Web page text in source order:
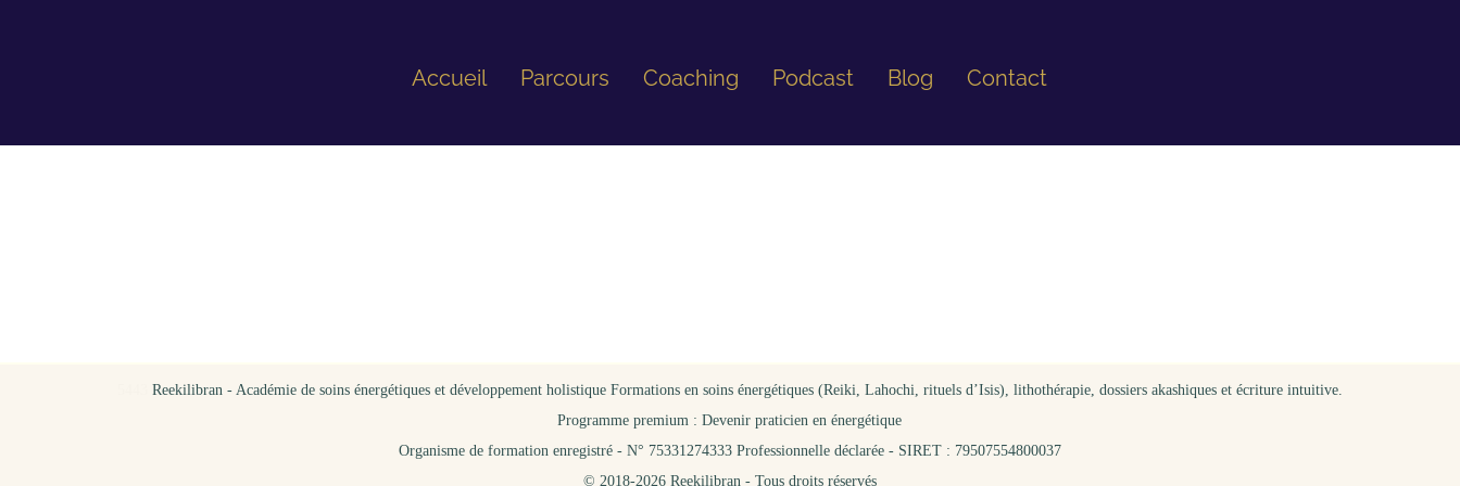
Accueil Parcours Coaching Podcast Blog Contact
Reekilibran - Académie de soins énergétiques et développement holistique Formations en soins énergétiques (Reiki, Lahochi, rituels d’Isis), lithothérapie, dossiers akashiques et écriture intuitive.
Programme premium : Devenir praticien en énergétique
Organisme de formation enregistré - N° 75331274333 Professionnelle déclarée - SIRET : 79507554800037
© 2018-2026 Reekilibran - Tous droits réservés